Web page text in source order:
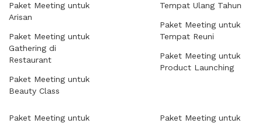
Paket Meeting untuk
Arisan
Paket Meeting untuk
Gathering di
Restaurant
Paket Meeting untuk
Beauty Class
Tempat Ulang Tahun
Paket Meeting untuk
Tempat Reuni
Paket Meeting untuk
Product Launching
Paket Meeting untuk
Paket Meeting untuk